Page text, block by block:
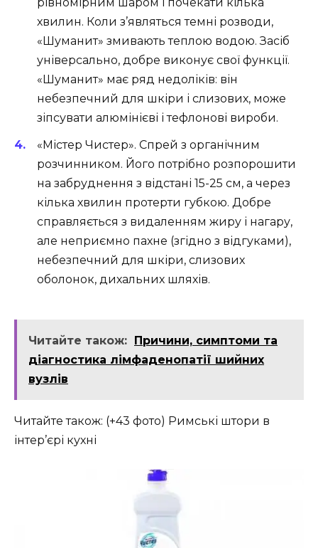
хвилин. Коли з’являться темні розводи,
«Шуманит» змивають теплою водою. Засіб
універсально, добре виконує свої функції.
«Шуманит» має ряд недоліків: він
небезпечний для шкіри і слизових, може
зіпсувати алюмінієві і тефлонові вироби.
«Містер Чистер». Спрей з органічним
розчинником. Його потрібно розпорошити
на забруднення з відстані 15-25 см, а через
кілька хвилин протерти губкою. Добре
справляється з видаленням жиру і нагару,
але неприємно пахне (згідно з відгуками),
небезпечний для шкіри, слизових
оболонок, дихальних шляхів.
Читайте також: Причини, симптоми та
діагностика лімфаденопатії шийних
вузлів
Читайте також: (+43 фото) Римські штори в
інтер’єрі кухні